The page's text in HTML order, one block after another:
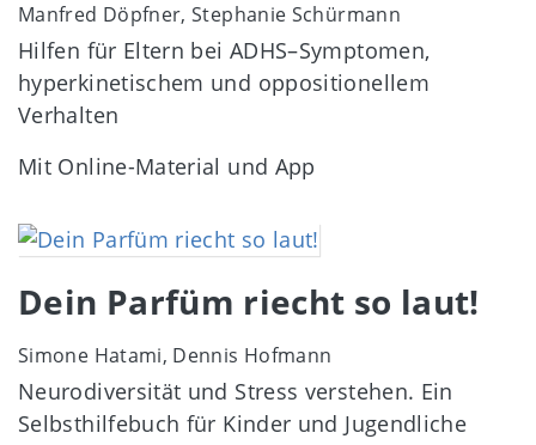
Manfred Döpfner, Stephanie Schürmann
Hilfen für Eltern bei ADHS–Symptomen,
hyperkinetischem und oppositionellem
Verhalten
Mit Online-Material und App
Image
Dein Parfüm riecht so laut!
Simone Hatami, Dennis Hofmann
Neurodiversität und Stress verstehen. Ein
Selbsthilfebuch für Kinder und Jugendliche